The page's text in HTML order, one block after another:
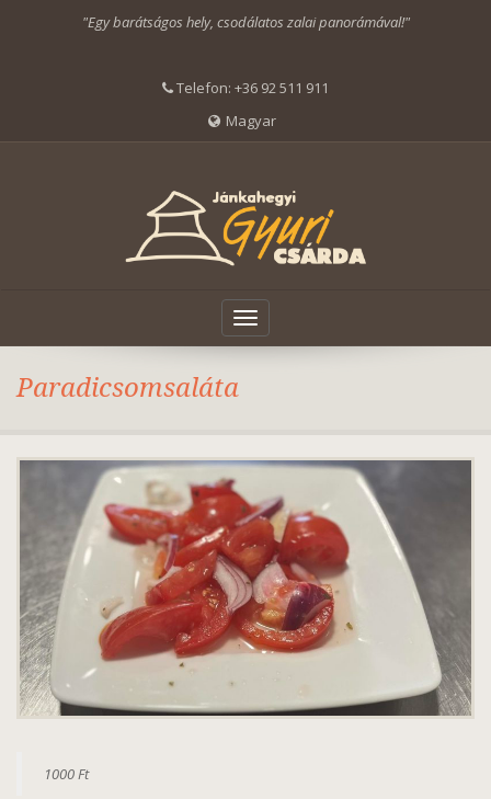
"Egy barátságos hely, csodálatos zalai panorámával!"
Telefon: +36 92 511 911
Magyar
Toggle
navigation
Paradicsomsaláta
1000 Ft